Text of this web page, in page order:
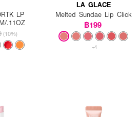
LP
.11OZ
(10%)
LA GLACE
Melted Sundae Lip Click
฿199
+4